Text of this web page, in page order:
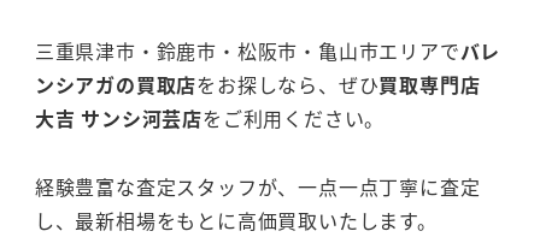
三重県津市・鈴鹿市・松阪市・亀山市エリアでバレ
ンシアガの買取店をお探しなら、ぜひ買取専門店
大吉 サンシ河芸店をご利用ください。
経験豊富な査定スタッフが、一点一点丁寧に査定
し、最新相場をもとに高価買取いたします。